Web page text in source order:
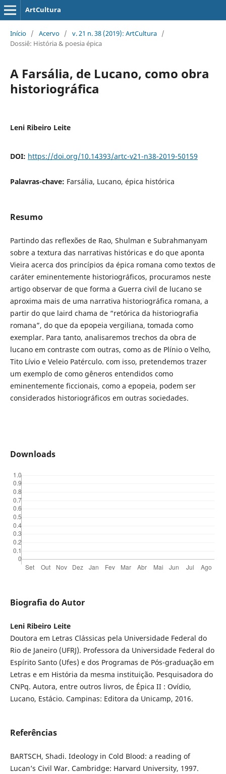
ArtCultura
Início / Acervo / v. 21 n. 38 (2019): ArtCultura /
Dossiê: História & poesia épica
A Farsália, de Lucano, como obra
historiográfica
Leni Ribeiro Leite
DOI: https://doi.org/10.14393/artc-v21-n38-2019-50159
Palavras-chave: Farsália, Lucano, épica histórica
Resumo
Partindo das reflexões de Rao, Shulman e Subrahmanyam
sobre a textura das narrativas históricas e do que aponta
Vieira acerca dos princípios da épica romana como textos de
caráter eminentemente historiográficos, procuramos neste
artigo observar de que forma a Guerra civil de lucano se
aproxima mais de uma narrativa historiográfica romana, a
partir do que laird chama de “retórica da historiografia
romana”, do que da epopeia vergiliana, tomada como
exemplar. Para tanto, analisaremos trechos da obra de
lucano em contraste com outras, como as de Plínio o Velho,
Tito Lívio e Veleio Patérculo. com isso, pretendemos trazer
um exemplo de como gêneros entendidos como
eminentemente ficcionais, como a epopeia, podem ser
considerados historiográficos em outras sociedades.
Downloads
Biografia do Autor
Leni Ribeiro Leite
Doutora em Letras Clássicas pela Universidade Federal do
Rio de Janeiro (UFRJ). Professora da Universidade Federal do
Espírito Santo (Ufes) e dos Programas de Pós-graduação em
Letras e em História da mesma instituição. Pesquisadora do
CNPq. Autora, entre outros livros, de Épica II : Ovídio,
Lucano, Estácio. Campinas: Editora da Unicamp, 2016.
Referências
BARTSCH, Shadi. Ideology in Cold Blood: a reading of
Lucan’s Civil War. Cambridge: Harvard University, 1997.